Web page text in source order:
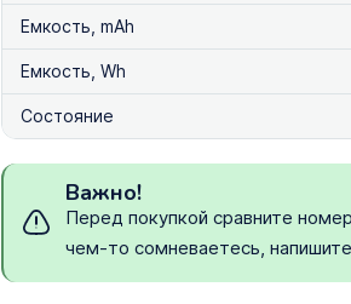
Емкость, mAh
Емкость, Wh
Состояние
Важно!
Перед покупкой сравните
чем-то сомневаетесь,